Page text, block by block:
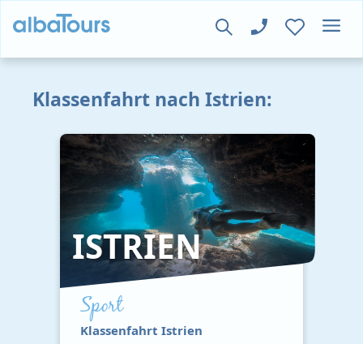
Klassenfahrt nach Istrien:
ISTRIEN
Sport
Klassenfahrt Istrien